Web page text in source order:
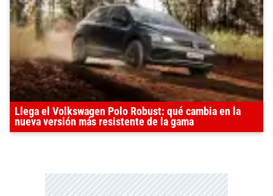
Llega el Volkswagen Polo Robust: qué cambia en la
nueva versión más resistente de la gama